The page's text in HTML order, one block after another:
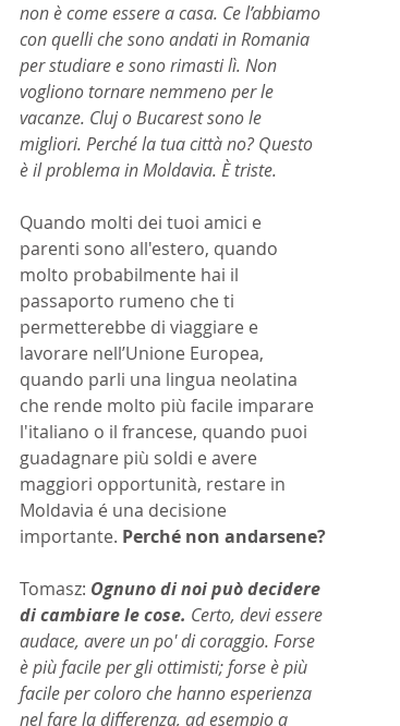
non è come essere a casa. Ce l’abbiamo
con quelli che sono andati in Romania
per studiare e sono rimasti lì. Non
vogliono tornare nemmeno per le
vacanze. Cluj o Bucarest sono le
migliori. Perché la tua città no? Questo
è il problema in Moldavia. È triste.
Quando molti dei tuoi amici e
parenti sono all'estero, quando
molto probabilmente hai il
passaporto rumeno che ti
permetterebbe di viaggiare e
lavorare nell’Unione Europea,
quando parli una lingua neolatina
che rende molto più facile imparare
l'italiano o il francese, quando puoi
guadagnare più soldi e avere
maggiori opportunità, restare in
Moldavia é una decisione
importante. Perché non andarsene?
Tomasz: Ognuno di noi può decidere
di cambiare le cose. Certo, devi essere
audace, avere un po' di coraggio. Forse
è più facile per gli ottimisti; forse è più
facile per coloro che hanno esperienza
nel fare la differenza, ad esempio a